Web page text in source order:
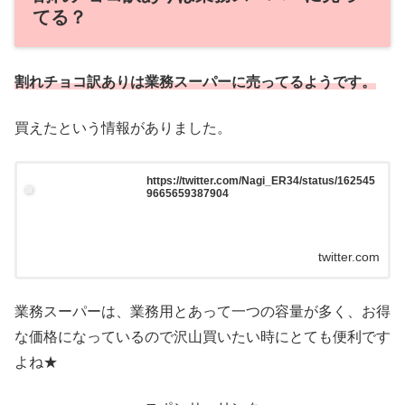
てる？
割れチョコ訳ありは業務スーパーに売ってるようです。
買えたという情報がありました。
https://twitter.com/Nagi_ER34/status/162545
9665659387904
twitter.com
業務スーパーは、業務用とあって一つの容量が多く、お得
な価格になっているので沢山買いたい時にとても便利です
よね★